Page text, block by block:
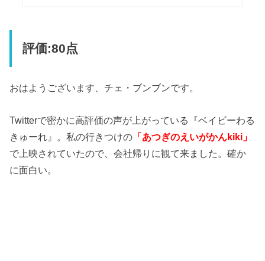
評価:80点
おはようございます、チェ・ブンブンです。
Twitterで密かに高評価の声が上がっている『ベイビーわる
きゅーれ』。私の行きつけの 「あつぎのえいがかんkiki」
で上映されていたので、会社帰りに観て来ました。確か
に面白い。